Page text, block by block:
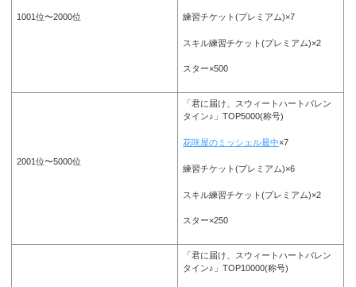
1001位〜2000位 練習チケット(プレミアム)×7
スキル練習チケット(プレミアム)×2
スター×500
2001位〜5000位
「君に届け、スウィートハートバレン
タイン♪」TOP5000(称号)
花咲屋のミッシェル最中×7
練習チケット(プレミアム)×6
スキル練習チケット(プレミアム)×2
スター×250
「君に届け、スウィートハートバレン
タイン♪」TOP10000(称号)